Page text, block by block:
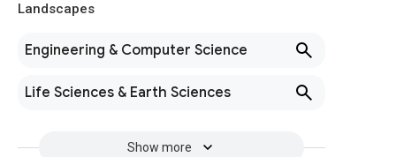
Landscapes
Engineering & Computer Science
Life Sciences & Earth Sciences
Show more